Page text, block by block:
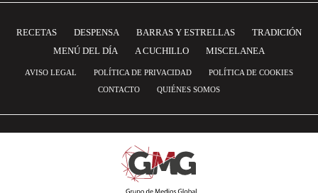
RECETAS DESPENSA BARRAS Y ESTRELLAS
TRADICIÓN
MENÚ DEL DÍA
A CUCHILLO MISCELANEA
AVISO LEGAL POLÍTICA DE PRIVACIDAD
POLÍTICA DE COOKIES
CONTACTO
QUIÉNES SOMOS